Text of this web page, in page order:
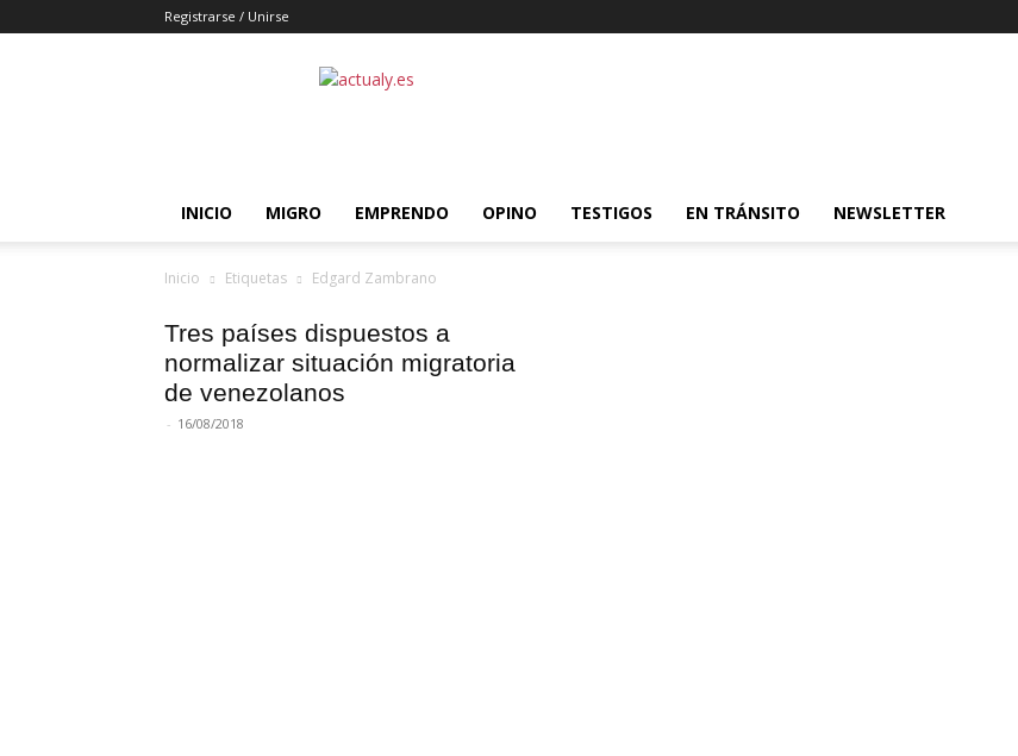
Registrarse / Unirse
Actualy.es
venezolanos
INICIO MIGRO EMPRENDO OPINO TESTIGOS EN TRÁNSITO NEWSLETTER
Inicio Etiquetas Edgard Zambrano
Tres países dispuestos a
normalizar situación migratoria
de venezolanos
- 16/08/2018